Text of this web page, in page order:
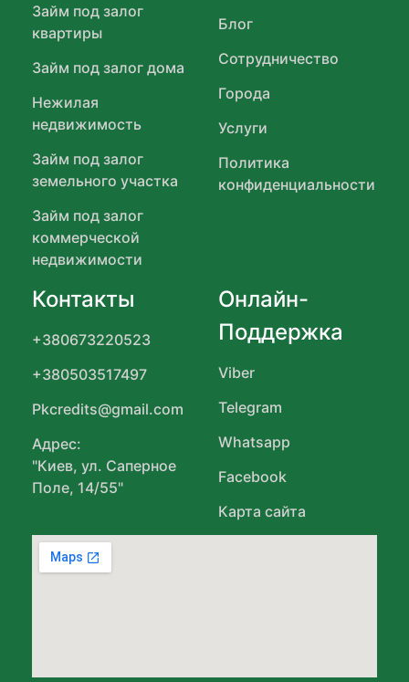
Займ под залог
квартиры
Займ под залог дома
Нежилая
недвижимость
Займ под залог
земельного участка
Займ под залог
коммерческой
недвижимости
Блог
Сотрудничество
Города
Услуги
Политика
конфиденциальности
Контакты
+380673220523
+380503517497
Pkcredits@gmail.com
Адрес:
"Киев, ул. Саперное
Поле, 14/55"
Онлайн-
Поддержка
Viber
Telegram
Whatsapp
Facebook
Карта сайта